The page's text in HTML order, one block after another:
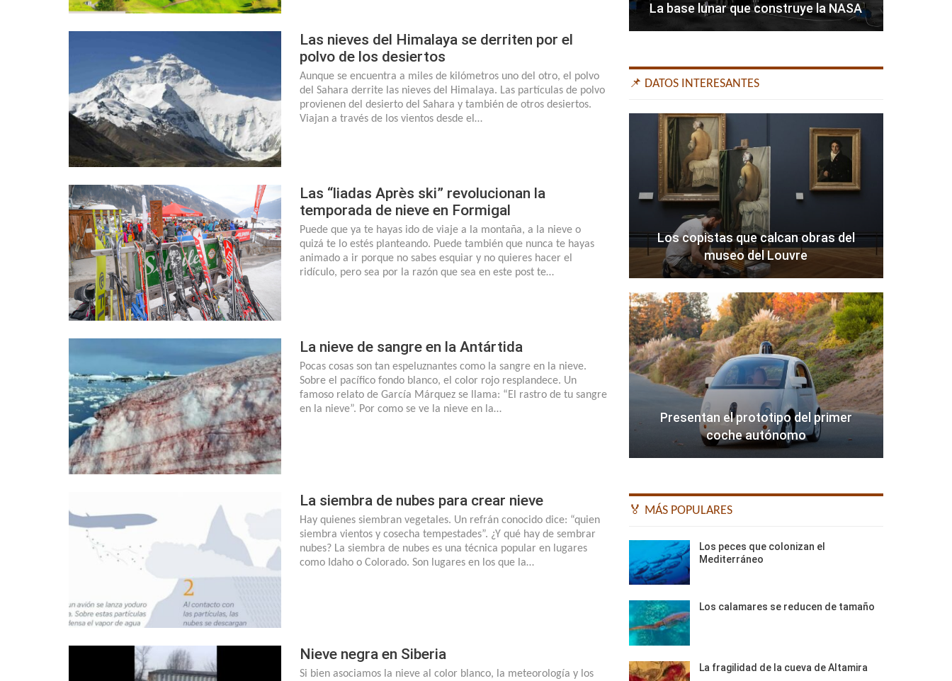
Las nieves del Himalaya se derriten por el
polvo de los desiertos
Aunque se encuentra a miles de kilómetros uno del otro, el polvo
del Sahara derrite las nieves del Himalaya. Las partículas de polvo
provienen del desierto del Sahara y también de otros desiertos.
Viajan a través de los vientos desde el…
Las “liadas Après ski” revolucionan la
temporada de nieve en Formigal
Puede que ya te hayas ido de viaje a la montaña, a la nieve o
quizá te lo estés planteando. Puede también que nunca te hayas
animado a ir porque no sabes esquiar y no quieres hacer el
ridículo, pero sea por la razón que sea en este post te…
La nieve de sangre en la Antártida
Pocas cosas son tan espeluznantes como la sangre en la nieve.
Sobre el pacífico fondo blanco, el color rojo resplandece. Un
famoso relato de García Márquez se llama: “El rastro de tu sangre
en la nieve”. Por como se ve la nieve en la…
La siembra de nubes para crear nieve
Hay quienes siembran vegetales. Un refrán conocido dice: “quien
siembra vientos y cosecha tempestades”. ¿Y qué hay de sembrar
nubes? La siembra de nubes es una técnica popular en lugares
como Idaho o Colorado. Son lugares en los que la…
Nieve negra en Siberia
Si bien asociamos la nieve al color blanco, la meteorología y los
La base lunar que construye la NASA
📌 DATOS INTERESANTES
Los copistas que calcan obras del
museo del Louvre
Presentan el prototipo del primer
coche autónomo
🏅 MÁS POPULARES
Los peces que colonizan el
Mediterráneo
Los calamares se reducen de tamaño
La fragilidad de la cueva de Altamira